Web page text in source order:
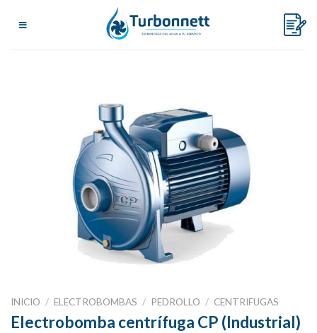
INICIO / ELECTROBOMBAS / PEDROLLO / CENTRIFUGAS
Electrobomba centrífuga CP (Industrial)